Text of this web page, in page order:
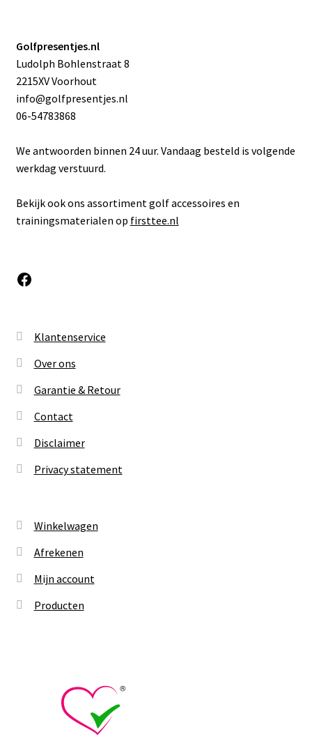
Golfpresentjes.nl
Ludolph Bohlenstraat 8
2215XV Voorhout
info@golfpresentjes.nl
06-54783868
We antwoorden binnen 24 uur. Vandaag besteld is volgende
werkdag verstuurd.
Bekijk ook ons assortiment golf accessoires en
trainingsmaterialen op firsttee.nl
Facebook
Klantenservice
Over ons
Garantie & Retour
Contact
Disclaimer
Privacy statement
Winkelwagen
Afrekenen
Mijn account
Producten